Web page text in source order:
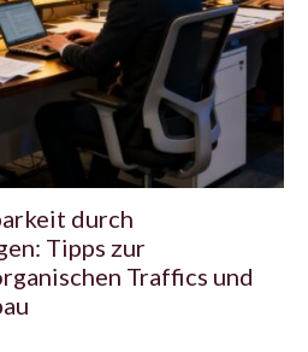
durch
Tipps zur
Traffics und